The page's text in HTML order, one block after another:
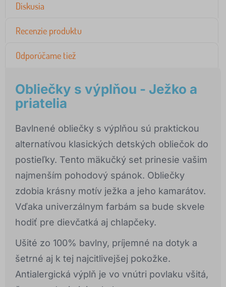
Diskusia
Recenzie produktu
Odporúčame tiež
Obliečky s výplňou - Ježko a
priatelia
Bavlnené obliečky s výplňou sú praktickou
alternatívou klasických detských obliečok do
postieľky. Tento mäkučký set prinesie vašim
najmenším pohodový spánok. Obliečky
zdobia krásny motív ježka a jeho kamarátov.
Vďaka univerzálnym farbám sa bude skvele
hodiť pre dievčatká aj chlapčeky.
Ušité zo 100% bavlny, príjemné na dotyk a
šetrné aj k tej najcitlivejšej pokožke.
Antialergická výplň je vo vnútri povlaku všitá,